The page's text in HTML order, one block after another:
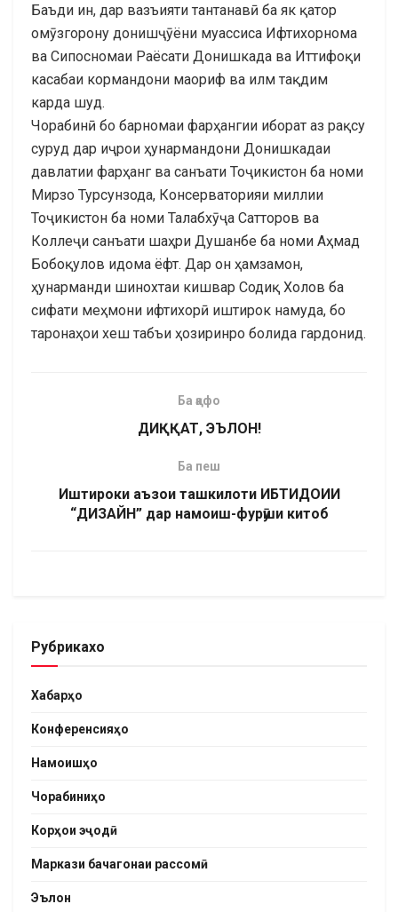
Баъди ин, дар вазъияти тантанавӣ ба як қатор
омӯзгорону донишҷӯёни муассиса Ифтихорнома
ва Сипосномаи Раёсати Донишкада ва Иттифоқи
касабаи кормандони маориф ва илм тақдим
карда шуд.
Чорабинӣ бо барномаи фарҳангии иборат аз рақсу
суруд дар иҷрои ҳунармандони Донишкадаи
давлатии фарҳанг ва санъати Тоҷикистон ба номи
Мирзо Турсунзода, Консерваторияи миллии
Тоҷикистон ба номи Талабхӯҷа Сатторов ва
Коллеҷи санъати шаҳри Душанбе ба номи Аҳмад
Бобоқулов идома ёфт. Дар он ҳамзамон,
ҳунарманди шинохтаи кишвар Содиқ Холов ба
сифати меҳмони ифтихорӣ иштирок намуда, бо
таронаҳои хеш табъи ҳозиринро болида гардонид.
Ба қафо
ДИҚҚАТ, ЭЪЛОН!
Ба пеш
Иштироки аъзои ташкилоти ИБТИДОИИ
“ДИЗАЙН” дар намоиш-фурӯши китоб
Рубрикахо
Хабарҳо
Конференсияҳо
Намоишҳо
Чорабиниҳо
Корҳои эҷодӣ
Маркази бачагонаи рассомӣ
Эълон